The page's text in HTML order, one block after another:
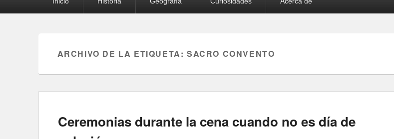
ARCHIVO DE LA ETIQUETA:SACRO CONVENTO
Ceremonias durante la cena cuando no es día de